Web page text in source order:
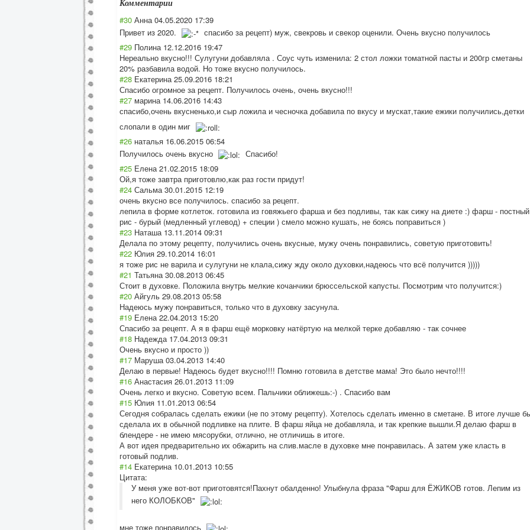
Комментарии
#30 Анна 04.05.2020 17:39
Привет из 2020.
спасибо за рецепт) муж, свекровь и свекор оценили. Очень вкусно получилось
#29 Полина 12.12.2016 19:47
Нереально вкусно!!! Сулугуни добавляла . Соус чуть изменила: 2 стол ложки томатной пасты и 200гр сметаны
20% разбавила водой. Но тоже вкусно получилось.
#28 Екатерина 25.09.2016 18:21
Спасибо огромное за рецепт. Получилось очень, очень вкусно!!!
#27 марина 14.06.2016 14:43
спасибо,очень вкусненько,и сыр ложила и чесночка добавила по вкусу и мускат,такие ежики получились,детки
слопали в один миг
#26 наталья 16.06.2015 06:54
Получилось очень вкусно
Спасибо!
#25 Елена 21.02.2015 18:09
Ой,я тоже завтра приготовлю,как раз гости придут!
#24 Сальма 30.01.2015 12:19
очень вкусно все получилось. спасибо за рецепт.
лепила в форме котлеток. готовила из говяжьего фарша и без подливы, так как сижу на диете :) фарш -
рис - бурый (медленный углевод) + специи ) смело можно кушать, не боясь поправиться )
#23 Наташа 13.11.2014 09:31
Делала по этому рецепту, получились очень вкусные, мужу очень понравились, советую приготовить!
#22 Юлия 29.10.2014 16:01
я тоже рис не варила и сулугуни не клала,сижу жду около духовки,надеюсь что всё получится )))))
#21 Татьяна 30.08.2013 06:45
Стоит в духовке. Положила внутрь мелкие кочанчики брюссельской капусты. Посмотрим что получится:)
#20 Айгуль 29.08.2013 05:58
Надеюсь мужу понравиться, только что в духовку засунула.
#19 Елена 22.04.2013 15:20
Спасибо за рецепт. А я в фарш ещё морковку натёртую на мелкой терке добавляю - так сочнее
#18 Надежда 17.04.2013 09:31
Очень вкусно и просто ))
#17 Маруша 03.04.2013 14:40
Делаю в первые! Надеюсь будет вкусно!!!! Помню готовила в детстве мама! Это было нечто!!!!
#16 Анастасия 26.01.2013 11:09
Очень легко и вкусно. Советую всем. Пальчики оближешь:-) . Спасибо вам
#15 Юлия 11.01.2013 06:54
Сегодня собралась сделать ежики (не по этому рецепту). Хотелось сделать именно в сметане. В итоге лучше
сделала их в обычной подливке на плите. В фарш яйца не добавляла, и так крепкие вышли.Я делаю фарш в
блендере - не имею мясорубки, отлично, не отличишь в итоге.
А вот идея предварительно их обжарить на слив.масле в духовке мне понравилась. А затем уже класть в
готовый подлив.
#14 Екатерина 10.01.2013 10:55
Цитата:
У меня уже вот-вот приготовятся!Пахнут обалденно! Улыбнула фраза "Фарш для ЁЖИКОВ готов. Лепим из
него КОЛОБКОВ"
мне тоже понравилось